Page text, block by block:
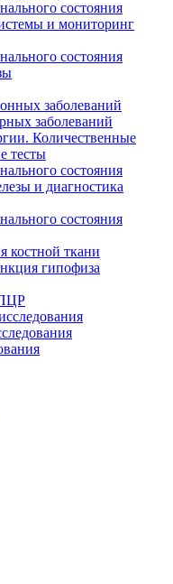
состояния
и мониторинг
состояния
заболеваний
заболеваний
Количественные
тесты
состояния
и диагностика
состояния
костной ткани
гипофиза